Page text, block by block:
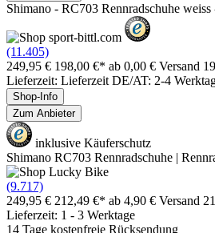
Shimano - RC703 Rennradschuhe
(11.405)
249,95 € 198,00 €* ab 0,00 € Versand
Lieferzeit: Lieferzeit DE/AT: 2-4
Shop-Info
Zum Anbieter
inklusive Käuferschutz
Shimano RC703 Rennradschuhe |
(9.717)
249,95 € 212,49 €* ab 4,90 € Versand
Lieferzeit: 1 - 3 Werktage
14 Tage kostenfreie Rücksendung